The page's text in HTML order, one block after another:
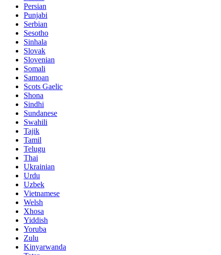
Persian
Punjabi
Serbian
Sesotho
Sinhala
Slovak
Slovenian
Somali
Samoan
Scots Gaelic
Shona
Sindhi
Sundanese
Swahili
Tajik
Tamil
Telugu
Thai
Ukrainian
Urdu
Uzbek
Vietnamese
Welsh
Xhosa
Yiddish
Yoruba
Zulu
Kinyarwanda